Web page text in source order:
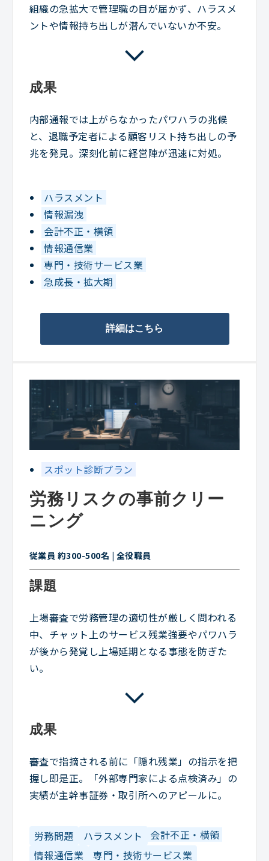
組織の急拡大で管理職の目が届かず、ハラスメ
ントや情報持ち出しが潜んでいないか不安。
成果
内部通報では上がらなかったパワハラの兆候
と、退職予定者による顧客リスト持ち出しの予
兆を発見。深刻化前に経営陣が迅速に対処。
ハラスメント
情報漏洩
会計不正・横領
情報通信業
専門・技術サービス業
急成長・拡大期
詳細はこちら
スポット診断プラン
労務リスクの事前クリー
ニング
従業員 約300-500名 | 全役職員
課題
上場審査で労務管理の適切性が厳しく問われる
中、チャット上のサービス残業強要やパワハラ
が後から発覚し上場延期となる事態を防ぎた
い。
成果
審査で指摘される前に「隠れ残業」の指示を把
握し即是正。「外部専門家による点検済み」の
実績が主幹事証券・取引所へのアピールに。
労務問題 ハラスメント
会計不正・横領
情報通信業
専門・技術サービス業